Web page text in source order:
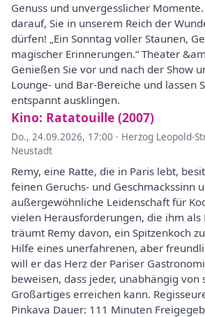
Genuss und unvergesslicher
darauf, Sie in unserem Reich der
dürfen! „Ein Sonntag voller Staunen,
magischer Erinnerungen.“ Theater
Genießen Sie vor und nach der Show
Lounge- und Bar-Bereiche und lassen
entspannt ausklingen.
Kino: Ratatouille (2007)
Do., 24.09.2026, 17:00 · Herzog Leopold-
Neustadt
Remy, eine Ratte, die in Paris lebt,
feinen Geruchs- und Geschmackssinn
außergewöhnliche Leidenschaft für
vielen Herausforderungen, die ihm als
träumt Remy davon, ein Spitzenkoch
Hilfe eines unerfahrenen, aber
will er das Herz der Pariser
beweisen, dass jeder, unabhängig von
Großartiges erreichen kann.
Pinkava Dauer: 111 Minuten